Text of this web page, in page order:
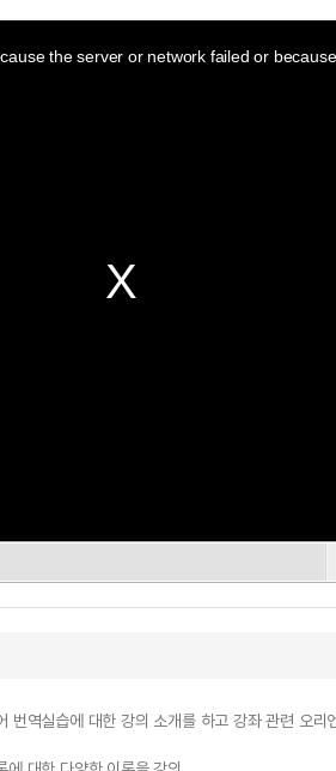
the server or network failed or
번역실습에 대한 강의 소개를 하고 강좌 관련 오리